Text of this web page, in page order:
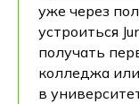
уже через
устроиться
получать
колледжа
в